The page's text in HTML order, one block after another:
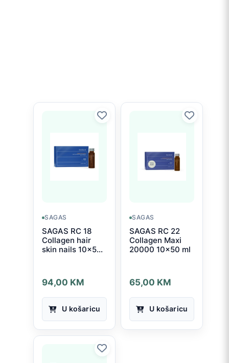
SAGAS
SAGAS RC 18
Collagen hair
skin nails 10x50
94,00 KM
U košaricu
SAGAS
SAGAS RC 22
Collagen Maxi
20000 10x50 ml
65,00 KM
U košaricu